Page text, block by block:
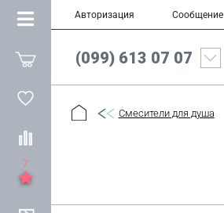
7
Авторизация Сообщение
(099) 613 07 07
Смесители для душа